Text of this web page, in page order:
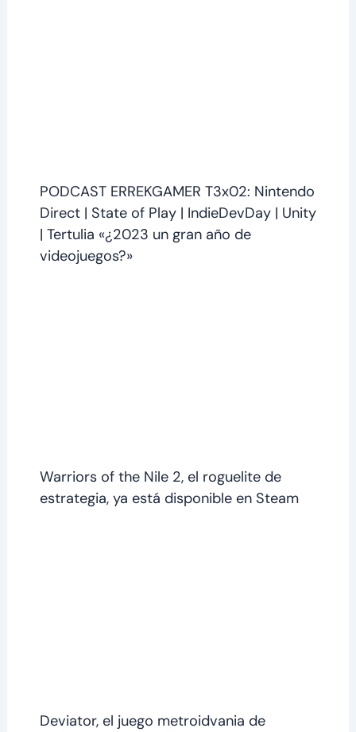
PODCAST ERREKGAMER T3x02: Nintendo
Direct | State of Play | IndieDevDay | Unity
| Tertulia «¿2023 un gran año de
videojuegos?»
Warriors of the Nile 2, el roguelite de
estrategia, ya está disponible en Steam
Deviator, el juego metroidvania de